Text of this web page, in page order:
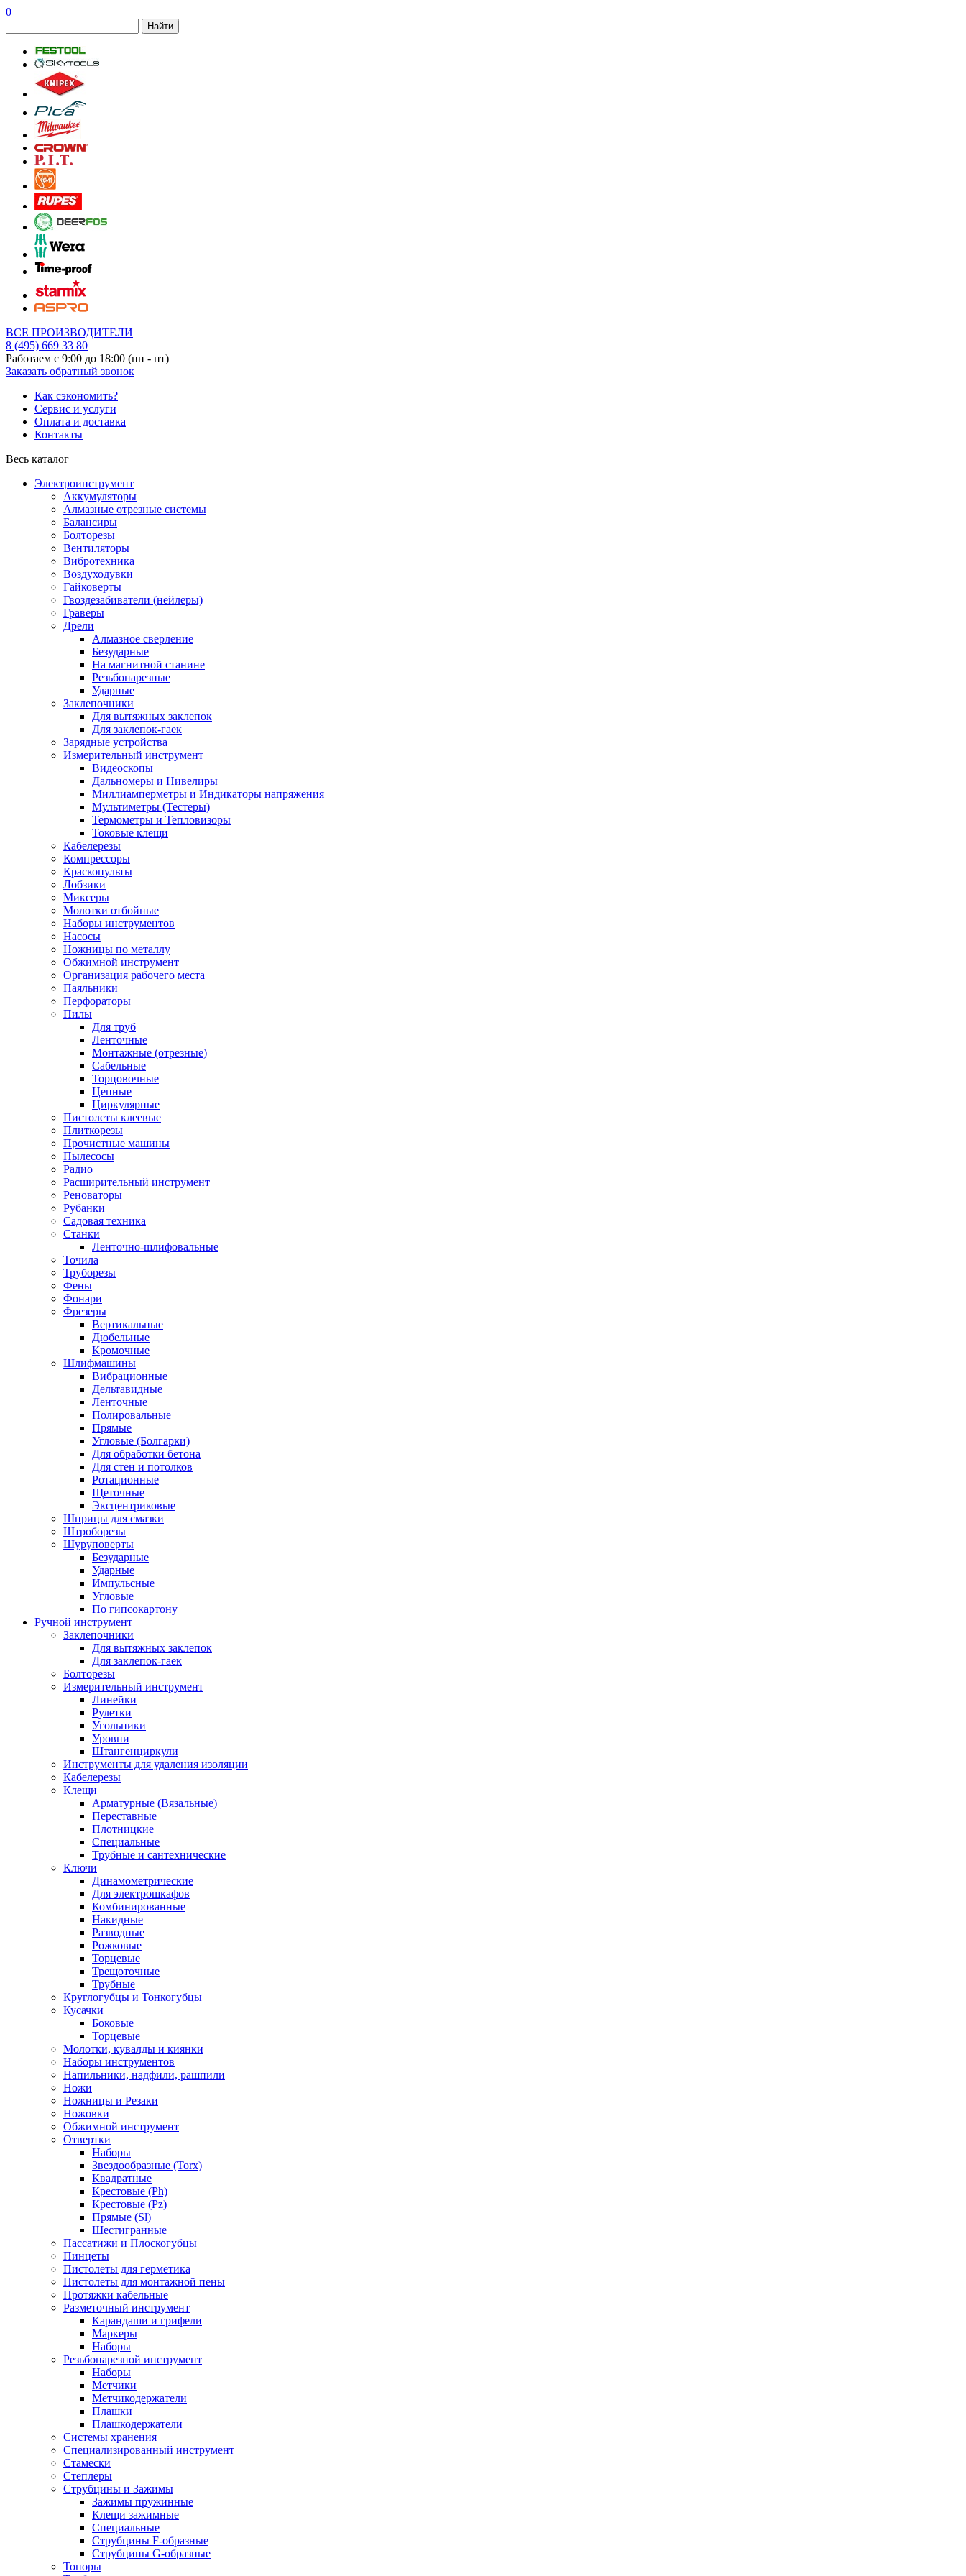
0
Найти
ВСЕ ПРОИЗВОДИТЕЛИ
8 (495) 669 33 80
Работаем с 9:00 до 18:00 (пн - пт)
Заказать обратный звонок
Как сэкономить?
Сервис и услуги
Оплата и доставка
Контакты
Весь каталог
Электроинструмент
Аккумуляторы
Алмазные отрезные системы
Балансиры
Болторезы
Вентиляторы
Вибротехника
Воздуходувки
Гайковерты
Гвоздезабиватели (нейлеры)
Граверы
Дрели
Алмазное сверление
Безударные
На магнитной станине
Резьбонарезные
Ударные
Заклепочники
Для вытяжных заклепок
Для заклепок-гаек
Зарядные устройства
Измерительный инструмент
Видеоскопы
Дальномеры и Нивелиры
Миллиамперметры и Индикаторы напряжения
Мультиметры (Тестеры)
Термометры и Тепловизоры
Токовые клещи
Кабелерезы
Компрессоры
Краскопульты
Лобзики
Миксеры
Молотки отбойные
Наборы инструментов
Насосы
Ножницы по металлу
Обжимной инструмент
Организация рабочего места
Паяльники
Перфораторы
Пилы
Для труб
Ленточные
Монтажные (отрезные)
Сабельные
Торцовочные
Цепные
Циркулярные
Пистолеты клеевые
Плиткорезы
Прочистные машины
Пылесосы
Радио
Расширительный инструмент
Реноваторы
Рубанки
Садовая техника
Станки
Ленточно-шлифовальные
Точила
Труборезы
Фены
Фонари
Фрезеры
Вертикальные
Дюбельные
Кромочные
Шлифмашины
Вибрационные
Дельтавидные
Ленточные
Полировальные
Прямые
Угловые (Болгарки)
Для обработки бетона
Для стен и потолков
Ротационные
Щеточные
Эксцентриковые
Шприцы для смазки
Штроборезы
Шуруповерты
Безударные
Ударные
Импульсные
Угловые
По гипсокартону
Ручной инструмент
Заклепочники
Для вытяжных заклепок
Для заклепок-гаек
Болторезы
Измерительный инструмент
Линейки
Рулетки
Угольники
Уровни
Штангенциркули
Инструменты для удаления изоляции
Кабелерезы
Клещи
Арматурные (Вязальные)
Переставные
Плотницкие
Специальные
Трубные и сантехнические
Ключи
Динамометрические
Для электрошкафов
Комбинированные
Накидные
Разводные
Рожковые
Торцевые
Трещоточные
Трубные
Круглогубцы и Тонкогубцы
Кусачки
Боковые
Торцевые
Молотки, кувалды и киянки
Наборы инструментов
Напильники, надфили, рашпили
Ножи
Ножницы и Резаки
Ножовки
Обжимной инструмент
Отвертки
Наборы
Звездообразные (Torx)
Квадратные
Крестовые (Ph)
Крестовые (Pz)
Прямые (Sl)
Шестигранные
Пассатижи и Плоскогубцы
Пинцеты
Пистолеты для герметика
Пистолеты для монтажной пены
Протяжки кабельные
Разметочный инструмент
Карандаши и грифели
Маркеры
Наборы
Резьбонарезной инструмент
Наборы
Метчики
Метчикодержатели
Плашки
Плашкодержатели
Системы хранения
Специализированный инструмент
Стамески
Степлеры
Струбцины и Зажимы
Зажимы пружинные
Клещи зажимные
Специальные
Струбцины F-образные
Струбцины G-образные
Топоры